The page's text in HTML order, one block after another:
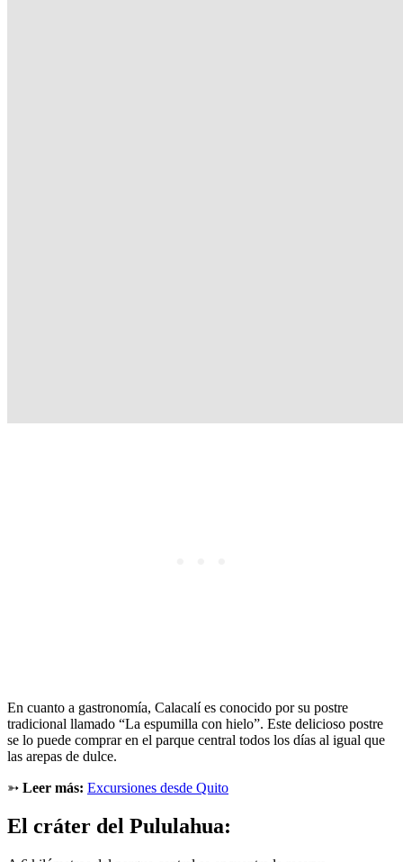
En cuanto a gastronomía, Calacalí es conocido por su postre
tradicional llamado “La espumilla con hielo”. Este delicioso postre
se lo puede comprar en el parque central todos los días al igual que
las arepas de dulce.
➳ Leer más: Excursiones desde Quito
El cráter del Pululahua: